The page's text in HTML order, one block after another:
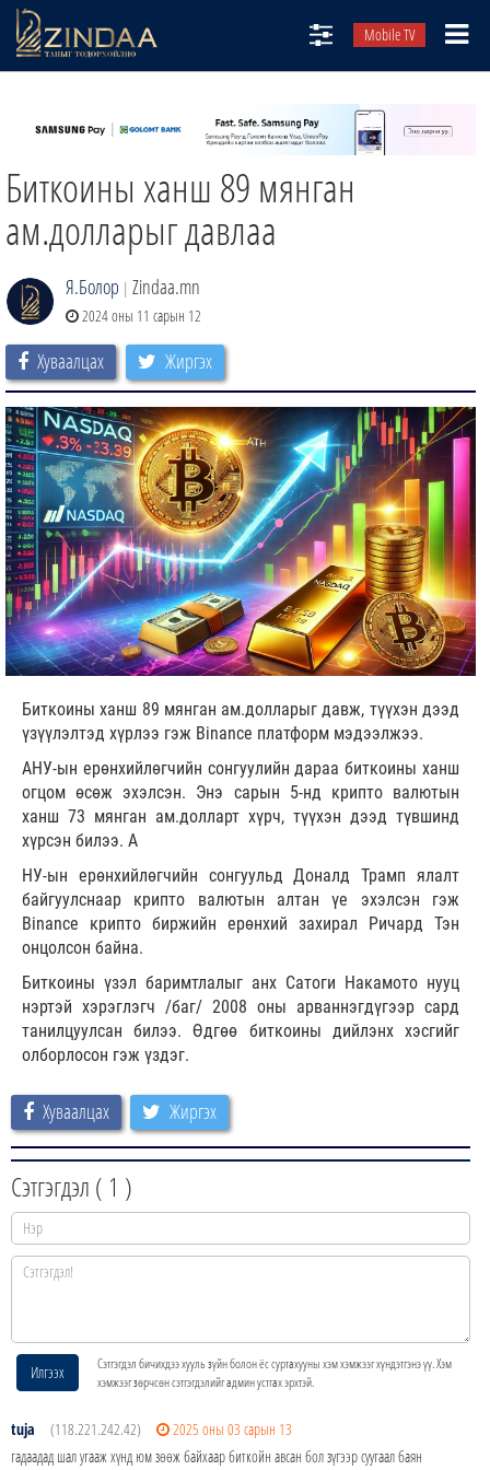
Mobile TV
ТВ8
ӨГЛӨӨНИЙ СОНИН
ЗИНДАА СЭТГҮҮЛ
Биткоины ханш 89 мянган
ам.долларыг давлаа
Я.Болор | Zindaa.mn
2024 оны 11 сарын 12
Хуваалцах Жиргэх
Биткоины ханш 89 мянган ам.долларыг давж, түүхэн дээд
үзүүлэлтэд хүрлээ гэж Binance платформ мэдээлжээ.
АНУ-ын ерөнхийлөгчийн сонгуулийн дараа биткоины ханш
огцом өсөж эхэлсэн. Энэ сарын 5-нд крипто валютын
ханш 73 мянган ам.долларт хүрч, түүхэн дээд түвшинд
хүрсэн билээ. А
НУ-ын ерөнхийлөгчийн сонгуульд Доналд Трамп ялалт
байгуулснаар крипто валютын алтан үе эхэлсэн гэж
Binance крипто биржийн ерөнхий захирал Ричард Тэн
онцолсон байна.
Биткоины үзэл баримтлалыг анх Сатоги Накамото нууц
нэртэй хэрэглэгч /баг/ 2008 оны арваннэгдүгээр сард
танилцуулсан билээ. Өдгөө биткоины дийлэнх хэсгийг
олборлосон гэж үздэг.
Хуваалцах Жиргэх
Сэтгэгдэл ( 1 )
Илгээх
Сэтгэгдэл бичихдээ хууль зүйн болон ёс суртахууны хэм хэмжээг хүндэтгэнэ үү. Хэм
хэмжээг зөрчсөн сэтгэгдэлийг админ устгах эрхтэй.
tuja (118.221.242.42)
2025 оны 03 сарын 13
гадаадад шал угааж хүнд юм зөөж байхаар биткойн авсан бол зүгээр суугаал баян